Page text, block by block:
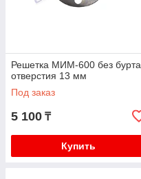
Решетка МИМ-600 без бурта
отверстия 13 мм
Под заказ
5 100 ₸
Купить